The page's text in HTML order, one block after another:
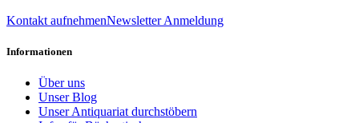
Kontakt aufnehmenNewsletter Anmeldung
Informationen
Über uns
Unser Blog
Unser Antiquariat durchstöbern